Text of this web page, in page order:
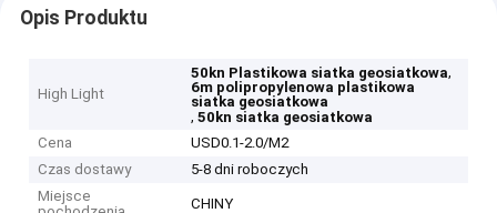
Opis Produktu
High Light
50kn Plastikowa siatka geosiatkowa,
6m polipropylenowa plastikowa
siatka geosiatkowa
,50kn siatka geosiatkowa
Cena
USD0.1-2.0/M2
Czas dostawy
5-8 dni roboczych
Miejsce
CHINY